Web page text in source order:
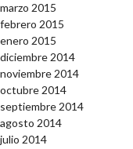
marzo 2015
febrero 2015
enero 2015
diciembre 2014
noviembre 2014
octubre 2014
septiembre 2014
agosto 2014
julio 2014